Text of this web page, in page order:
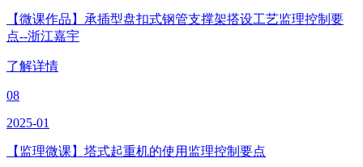
【微课作品】承插型盘扣式钢管支撑架搭设工艺监理控制要
点--浙江嘉宇
了解详情
08
2025-01
【监理微课】塔式起重机的使用监理控制要点